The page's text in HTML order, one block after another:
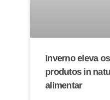
Inverno eleva
produtos in
alimentar